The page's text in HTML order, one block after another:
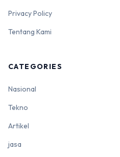
Privacy Policy
Tentang Kami
CATEGORIES
Nasional
Tekno
Artikel
jasa